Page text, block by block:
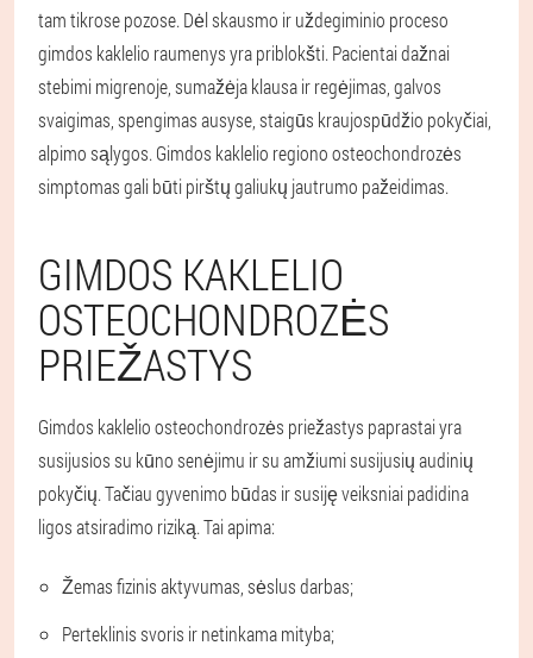
tam tikrose pozose. Dėl skausmo ir uždegiminio proceso
gimdos kaklelio raumenys yra priblokšti. Pacientai dažnai
stebimi migrenoje, sumažėja klausa ir regėjimas, galvos
svaigimas, spengimas ausyse, staigūs kraujospūdžio pokyčiai,
alpimo sąlygos. Gimdos kaklelio regiono osteochondrozės
simptomas gali būti pirštų galiukų jautrumo pažeidimas.
GIMDOS KAKLELIO
OSTEOCHONDROZĖS
PRIEŽASTYS
Gimdos kaklelio osteochondrozės priežastys paprastai yra
susijusios su kūno senėjimu ir su amžiumi susijusių audinių
pokyčių. Tačiau gyvenimo būdas ir susiję veiksniai padidina
ligos atsiradimo riziką. Tai apima:
Žemas fizinis aktyvumas, sėslus darbas;
Perteklinis svoris ir netinkama mityba;